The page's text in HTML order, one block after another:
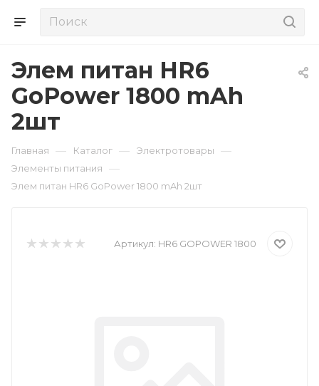
Элем питан HR6
GoPower 1800 mAh
2шт
Главная — Каталог — Электротовары —
Элементы питания —
Элем питан HR6 GoPower 1800 mAh 2шт
Артикул: HR6 GOPOWER 1800